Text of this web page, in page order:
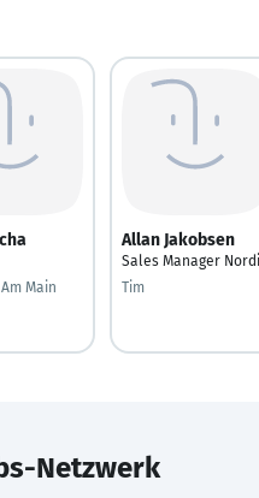
Main
Allan Jakobsen
Sales Manager
Tim
Netzwerk